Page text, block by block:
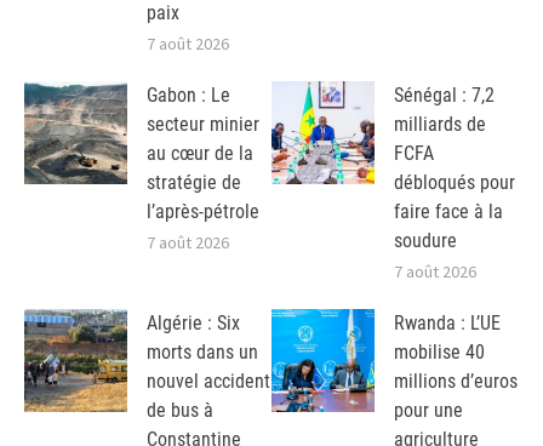
paix
7 août 2026
Gabon : Le
secteur minier
au cœur de la
stratégie de
l’après-pétrole
7 août 2026
Sénégal : 7,2
milliards de
FCFA
débloqués pour
faire face à la
soudure
7 août 2026
Algérie : Six
morts dans un
nouvel accident
de bus à
Constantine
Rwanda : L’UE
mobilise 40
millions d’euros
pour une
agriculture